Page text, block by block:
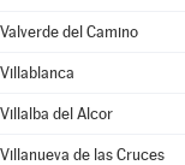
Valverde del Camino
Villablanca
Villalba del Alcor
Villanueva de las Cruces